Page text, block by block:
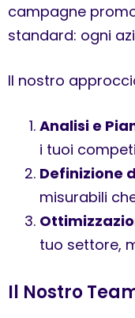
campagne
standard: ogni
Il nostro
Analisi e
i tuoi
Definizione
misurabili
tuo settore,
Il Nostro